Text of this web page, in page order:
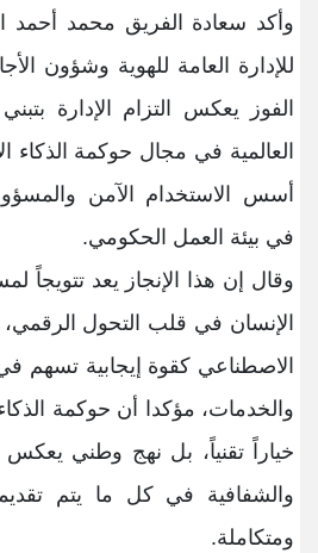
وأكد سعادة الفريق محمد أحمد
للإدارة العامة للهوية وشؤون
الفوز يعكس التزام الإدارة
العالمية في مجال حوكمة الذكاء
أسس الاستخدام الآمن
في بيئة العمل الحكومي.
وقال إن هذا الإنجاز يعد
الإنسان في قلب التحول الرقمي،
الاصطناعي كقوة إيجابية تسهم
والخدمات، مؤكدا أن حوكمة
خياراً تقنياً، بل نهج وطني يعكس
والشفافية في كل ما يتم
ومتكاملة.